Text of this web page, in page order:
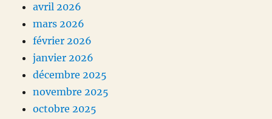
avril 2026
mars 2026
février 2026
janvier 2026
décembre 2025
novembre 2025
octobre 2025